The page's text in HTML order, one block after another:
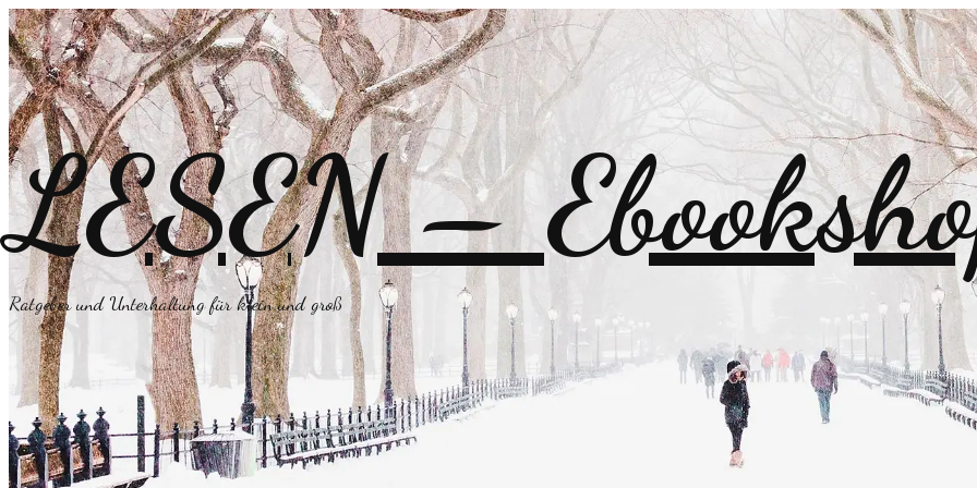
LESEN –
Ratgeber und Unterhaltung für klein und groß